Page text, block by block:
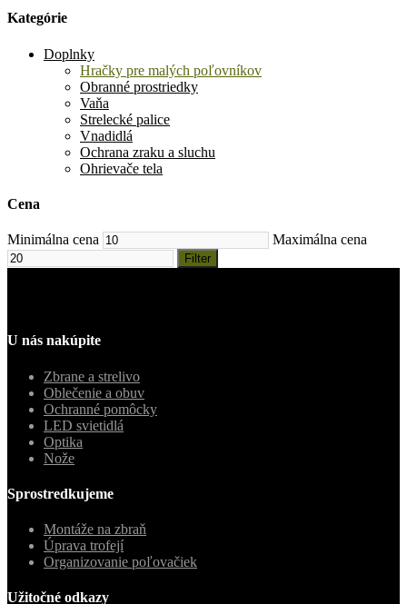
Kategórie
Doplnky
Hračky pre malých poľovníkov
Obranné prostriedky
Vaňa
Strelecké palice
Vnadidlá
Ochrana zraku a sluchu
Ohrievače tela
Cena
Minimálna cena Maximálna cena
Filter
U nás nakúpite
Zbrane a strelivo
Oblečenie a obuv
Ochranné pomôcky
LED svietidlá
Optika
Nože
Sprostredkujeme
Montáže na zbraň
Úprava trofejí
Organizovanie poľovačiek
Užitočné odkazy